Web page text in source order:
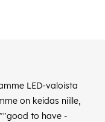
LED-valoista
on keidas niille,
to have -